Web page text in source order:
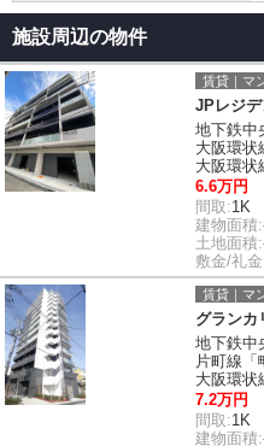
施設周辺の物件
賃貸｜マ
JPレジ
地下鉄中
大阪環状
大阪環状
6.6万円
間取:1K
建物面積:
土地面積:
敷金/礼
賃貸｜マ
グラン
地下鉄中
片町線「
大阪環状
7.2万円
間取:1K
建物面積: